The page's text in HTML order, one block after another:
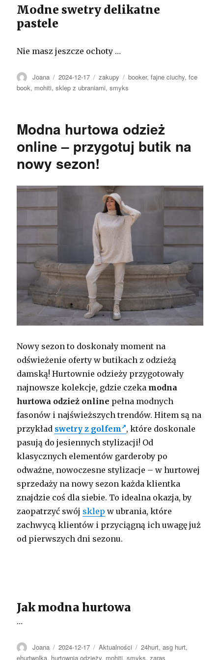
Modne swetry delikatne
pastele
Nie masz jeszcze ochoty …
Autor
Joana Opublikowano
2024-12-17 Kategorie
zakupy Tagi
booker,fajne ciuchy,fce
book, mohiti,sklep z ubraniami,smyks
Modna hurtowa odzież
online – przygotuj butik na
nowy sezon!
Nowy sezon to doskonały moment na
odświeżenie oferty w butikach z odzieżą
damską! Hurtownie odzieży przygotowały
najnowsze kolekcje, gdzie czeka modna
hurtowa odzież online pełna modnych
fasonów i najświeższych trendów. Hitem są na
przykład swetry z golfem
, które doskonale
pasują do jesiennych stylizacji! Od
klasycznych elementów garderoby po
odważne, nowoczesne stylizacje – w hurtowej
sprzedaży na nowy sezon każda klientka
znajdzie coś dla siebie. To idealna okazja, by
zaopatrzyć swój sklep w ubrania, które
zachwycą klientów i przyciągną ich uwagę już
od pierwszych dni sezonu.
Jak modna hurtowa
…
Autor
Joana Opublikowano
2024-12-17 Kategorie
Aktualności Tagi
24hurt,asg hurt,
ehurtwolka, hurtownia odzieży, mohiti,smyks,zaras